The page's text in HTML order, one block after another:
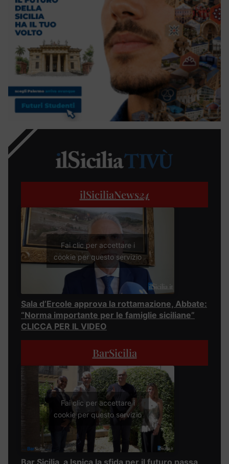
ilSiciliaNews24
Fai clic per accettare i
cookie per questo servizio
Sala d’Ercole approva la rottamazione, Abbate:
“Norma importante per le famiglie siciliane”
CLICCA PER IL VIDEO
BarSicilia
Fai clic per accettare i
cookie per questo servizio
Bar Sicilia, a Ispica la sfida per il futuro passa